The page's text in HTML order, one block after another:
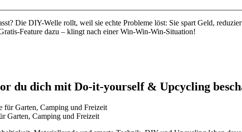
Die DIY-Welle rollt, weil sie echte Probleme löst: Sie spart Geld,
Feature dazu – klingt nach einer Win-Win-Win-Situation!
du dich mit Do-it-yourself & Upcycling
Garten, Camping und Freizeit